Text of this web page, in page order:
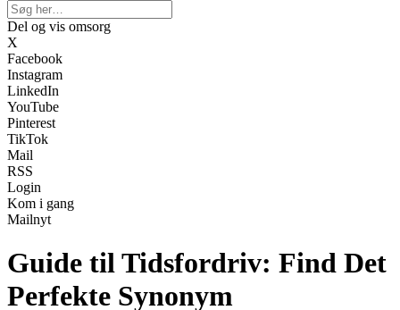
Del og vis omsorg
X
Facebook
Instagram
LinkedIn
YouTube
Pinterest
TikTok
Mail
RSS
Login
Kom i gang
Mailnyt
Guide til Tidsfordriv: Find Det
Perfekte Synonym